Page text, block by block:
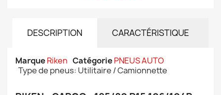
DESCRIPTION CARACTÉRISTIQUE
MarqueRiken CatégoriePNEUS AUTO
Type de pneus: Utilitaire / Camionnette